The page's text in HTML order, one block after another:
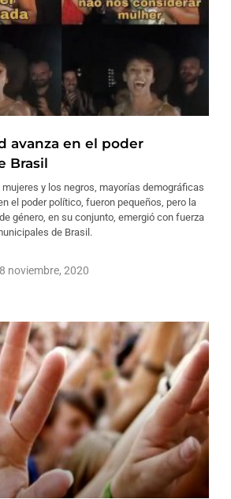
avanza en el poder
Brasil
y los negros, mayorías demográficas
el poder político, fueron pequeños, pero la
género, en su conjunto, emergió con fuerza
de Brasil.
noviembre, 2020